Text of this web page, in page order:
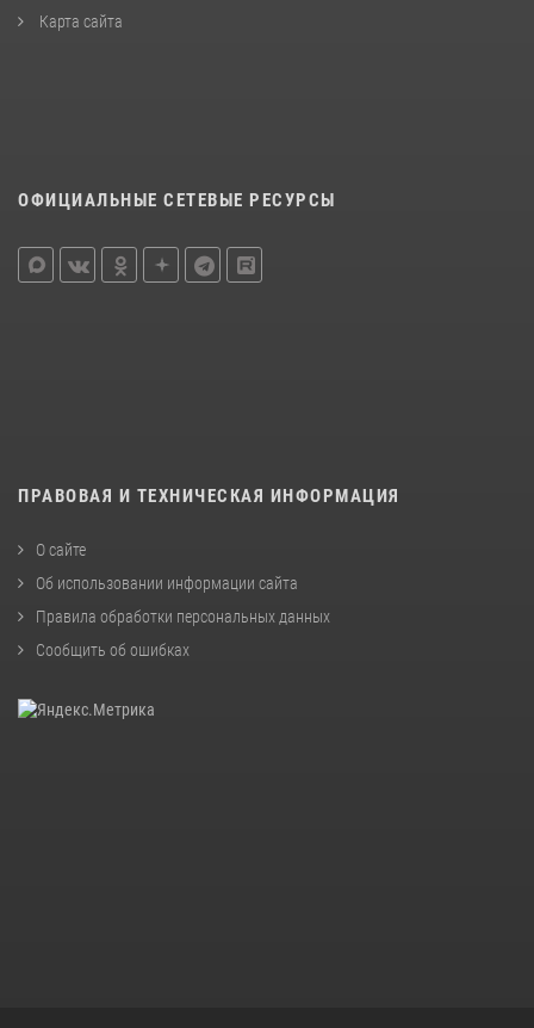
Карта сайта
ОФИЦИАЛЬНЫЕ СЕТЕВЫЕ РЕСУРСЫ
ПРАВОВАЯ И ТЕХНИЧЕСКАЯ ИНФОРМАЦИЯ
О сайте
Об использовании информации сайта
Правила обработки персональных данных
Сообщить об ошибках